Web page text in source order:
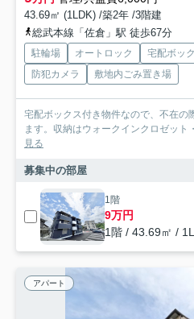
43.69㎡ (1LDK) /築2年 /3階建
総武本線「佐倉」駅 徒歩67分
駐輪場 オートロック 宅配ボッ
防犯カメラ
敷地内ごみ置き場
宅配ボックス付き物件なので、不在の
ます。収納はウォークインクロゼット
見る
募集中の部屋
1階
9万円
1階 / 43.69㎡ /
アパート